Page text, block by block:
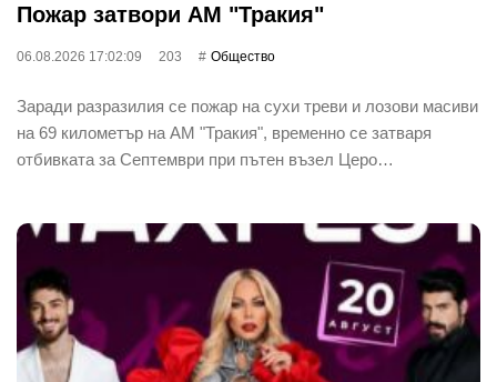
Пожар затвори АМ "Тракия"
06.08.2026 17:02:09 203 Общество
Заради разразилия се пожар на сухи треви и лозови масиви
на 69 километър на АМ "Тракия", временно се затваря
отбивката за Септември при пътен възел Церо…